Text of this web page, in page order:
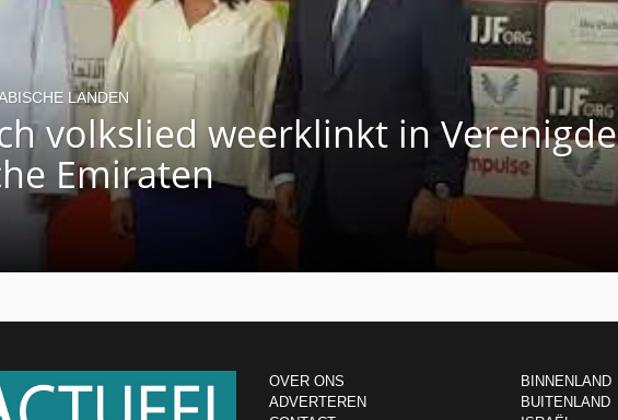
volkslied weerklinkt in Verenigde
Emiraten
LANDEN
OVER ONS
ADVERTEREN
BINNENLAND
BUITENLAND